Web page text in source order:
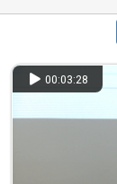
00:03:28